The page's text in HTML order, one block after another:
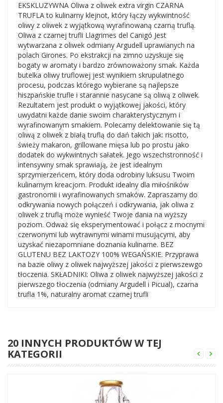
EKSKLUZYWNA Oliwa z oliwek extra virgin CZARNA
TRUFLA to kulinarny klejnot, który łączy wykwintność
oliwy z oliwek z wyjątkową wyrafinowaną czarną truflą.
Oliwa z czarnej trufli Llagrimes del Canigó Jest
wytwarzana z oliwek odmiany Argudell uprawianych na
polach Girones. Po ekstrakcji na zimno uzyskuje się
bogaty w aromaty i bardzo zrównoważony smak. Każda
butelka oliwy truflowej jest wynikiem skrupulatnego
procesu, podczas którego wybierane są najlepsze
hiszpańskie trufle i starannie nasycane są oliwą z oliwek.
Rezultatem jest produkt o wyjątkowej jakości, który
uwydatni każde danie swoim charakterystycznym i
wyrafinowanym smakiem. Polecamy delektowanie się tą
oliwą z oliwek z białą truflą do dań takich jak: risotto,
świeży makaron, grillowane mięsa lub po prostu jako
dodatek do wykwintnych sałatek. Jego wszechstronność i
intensywny smak sprawiają, że jest idealnym
sprzymierzeńcem, który doda odrobiny luksusu Twoim
kulinarnym kreacjom. Produkt idealny dla miłośników
gastronomii i wyrafinowanych smaków. Zapraszamy do
odkrywania nowych połączeń i odkrywania, jak oliwa z
oliwek z truflą może wynieść Twoje dania na wyższy
poziom. Odważ się eksperymentować i połącz z mocnymi
czerwonymi lub wytrawnymi winami musującymi, aby
uzyskać niezapomniane doznania kulinarne. BEZ
GLUTENU BEZ LAKTOZY 100% WEGAŃSKIE. Przyprawa
na bazie oliwy z oliwek najwyższej jakości z pierwszewgo
tłoczenia. SKŁADNIKI: Oliwa z oliwek najwyższej jakości z
pierwszego tłoczenia (odmiany Argudell i Picual), czarna
trufla 1%, naturalny aromat czarnej trufli
20 INNYCH PRODUKTÓW W TEJ
KATEGORII